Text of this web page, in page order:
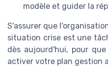
modèle et guider la
S'assurer que
situation crise est une
dès aujourd'hui, pour
activer votre plan gestion